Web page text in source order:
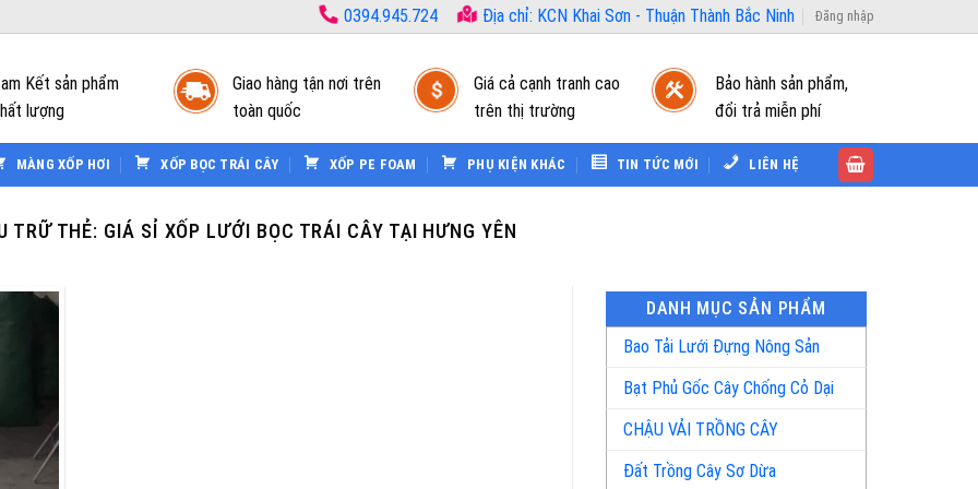
0394.945.724 Địa chỉ: KCN Khai Sơn - Thuận Thành Bắc Ninh Đăng nhập
Kết sản phẩm
lượng
Giao hàng tận nơi trên
toàn quốc
Giá cả cạnh tranh cao
trên thị trường
Bảo hành sản phẩm,
đổi trả miễn phí
MÀNG XỐP HƠI XỐP BỌC TRÁI CÂY XỐP PE FOAM PHỤ KIỆN KHÁC TIN TỨC MỚI LIÊN HỆ
TRỮ THẺ: GIÁ SỈ XỐP LƯỚI BỌC TRÁI CÂY TẠI HƯNG YÊN
DANH MỤC SẢN PHẨM
Bao Tải Lưới Đựng Nông Sản
Bạt Phủ Gốc Cây Chống Cỏ Dại
CHẬU VẢI TRỒNG CÂY
Đất Trồng Cây Sơ Dừa